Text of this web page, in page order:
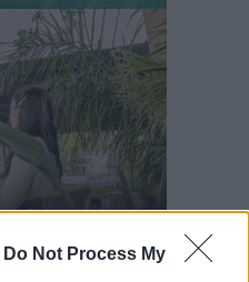
Do Not Process My